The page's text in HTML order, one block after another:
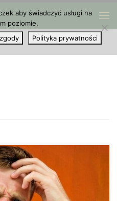
zaburzać zdolność
aby świadczyć usługi na
poziomie.
Polityka prywatności